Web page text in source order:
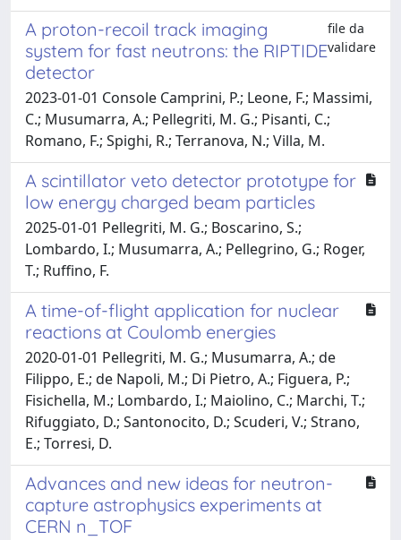
A proton-recoil track imaging
system for fast neutrons: the RIPTIDE
detector
file da
validare
2023-01-01 Console Camprini, P.; Leone, F.; Massimi,
C.; Musumarra, A.; Pellegriti, M. G.; Pisanti, C.;
Romano, F.; Spighi, R.; Terranova, N.; Villa, M.
A scintillator veto detector prototype for
low energy charged beam particles
2025-01-01 Pellegriti, M. G.; Boscarino, S.;
Lombardo, I.; Musumarra, A.; Pellegrino, G.; Roger,
T.; Ruffino, F.
A time-of-flight application for nuclear
reactions at Coulomb energies
2020-01-01 Pellegriti, M. G.; Musumarra, A.; de
Filippo, E.; de Napoli, M.; Di Pietro, A.; Figuera, P.;
Fisichella, M.; Lombardo, I.; Maiolino, C.; Marchi, T.;
Rifuggiato, D.; Santonocito, D.; Scuderi, V.; Strano,
E.; Torresi, D.
Advances and new ideas for neutron-
capture astrophysics experiments at
CERN n_TOF